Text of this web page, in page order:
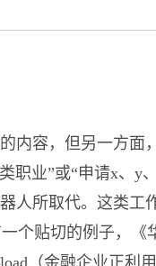
内容，但另一方面
业”或“申请x、y
人所取代。这类工
个贴切的例子，《
（金融企业正